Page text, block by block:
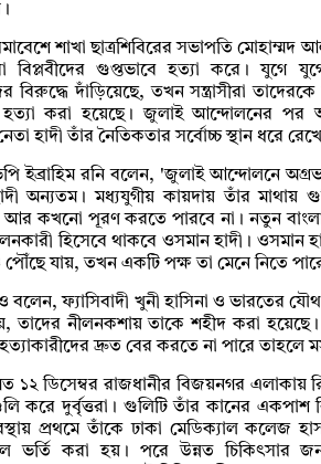
শাখা ছাত্রশিবিরের সভাপতি মোহাম্মদ
বিপ্লবীদের গুপ্তভাবে হত্যা করে। যুগে
বিরুদ্ধে দাঁড়িয়েছে, তখন সন্ত্রাসীরা
হত্যা করা হয়েছে। জুলাই আন্দোলনের পর
হাদী তাঁর নৈতিকতার সর্বোচ্চ স্থান ধরে
ইব্রাহিম রনি বলেন, 'জুলাই আন্দোলনে
অন্যতম। মধ্যযুগীয় কায়দায় তাঁর
আর কখনো পূরণ করতে পারবে না। নতুন
হিসেবে থাকবে ওসমান হাদী। ওসমান
পৌঁছে যায়, তখন একটি পক্ষ তা মেনে নিতে
বলেন, ফ্যাসিবাদী খুনী হাসিনা ও ভারতের
তাদের নীলনকশায় তাকে শহীদ করা
হত্যাকারীদের দ্রুত বের করতে না পারে
১২ ডিসেম্বর রাজধানীর বিজয়নগর এলাকায়
করে দুর্বৃত্তরা। গুলিটি তাঁর কানের
প্রথমে তাঁকে ঢাকা মেডিক্যাল কলেজ
ভর্তি করা হয়। পরে উন্নত চিকিৎসার